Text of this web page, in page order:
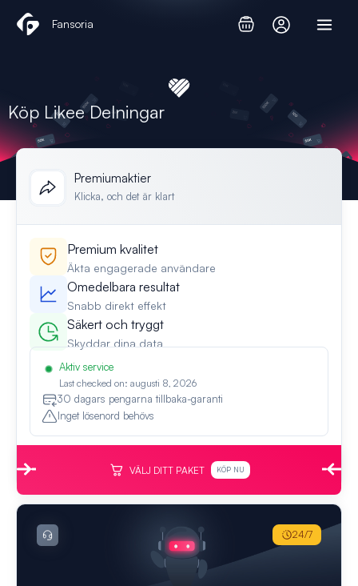
Fansoria
Köp Likee Delningar
Premiumaktier
Klicka, och det är klart
Premium kvalitet
Äkta engagerade användare
Omedelbara resultat
Snabb direkt effekt
Säkert och tryggt
Skyddar dina data
Aktiv service
Last checked on: augusti 8, 2026
30 dagars pengarna tillbaka-garanti
Inget lösenord behövs
VÄLJ DITT PAKET KÖP NU
24/7